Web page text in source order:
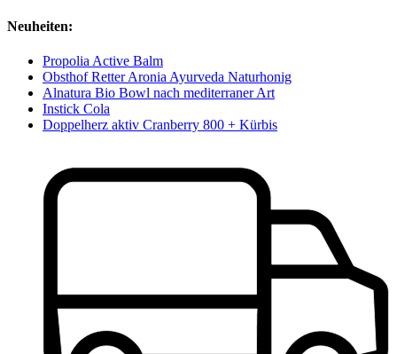
Neuheiten:
Propolia Active Balm
Obsthof Retter Aronia Ayurveda Naturhonig
Alnatura Bio Bowl nach mediterraner Art
Instick Cola
Doppelherz aktiv Cranberry 800 + Kürbis